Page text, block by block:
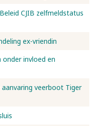
CJIB zelfmeldstatus
ex-vriendin
invloed en
veerboot Tiger